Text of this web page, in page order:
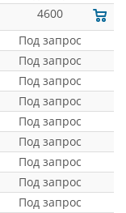
4600
Под запрос
Под запрос
Под запрос
Под запрос
Под запрос
Под запрос
Под запрос
Под запрос
Под запрос